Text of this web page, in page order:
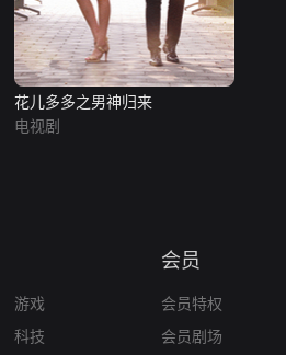
花儿多多之男神归来
电视剧
游戏
科技
会员
会员特权
会员剧场